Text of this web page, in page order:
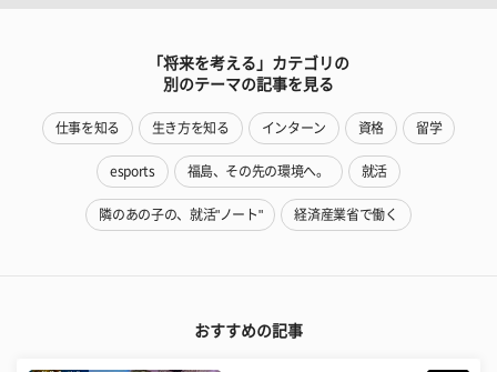
「将来を考える」カテゴリの
別のテーマの記事を見る
仕事を知る 生き方を知る インターン 資格 留学
esports 福島、その先の環境へ。 就活
隣のあの子の、就活"ノート" 経済産業省で働く
おすすめの記事